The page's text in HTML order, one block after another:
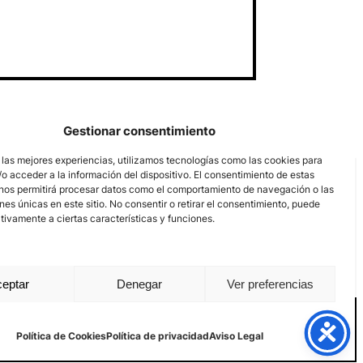
Gestionar consentimiento
mejores experiencias, utilizamos tecnologías como las cookies para
acceder a la información del dispositivo. El consentimiento de estas
permitirá procesar datos como el comportamiento de navegación o las
únicas en este sitio. No consentir o retirar el consentimiento, puede
a ciertas características y funciones.
Denegar Ver preferencias
Política de CookiesPolítica de privacidadAviso Legal
Política de Cookies